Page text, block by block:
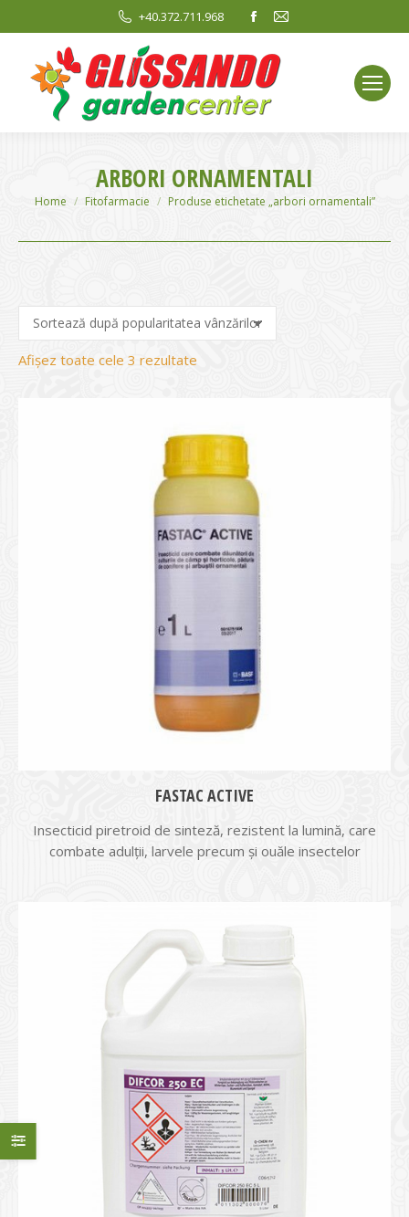
+40.372.711.968
Facebook
opens
in
new
window
Mail
window
ARBORI ORNAMENTALI
You are here:
Home Fitofarmacie Produse etichetate „arbori ornamentali”
Afișez toate cele 3 rezultate
FASTAC ACTIVE
Insecticid piretroid de sinteză, rezistent la lumină, care
combate adulții, larvele precum și ouăle insectelor